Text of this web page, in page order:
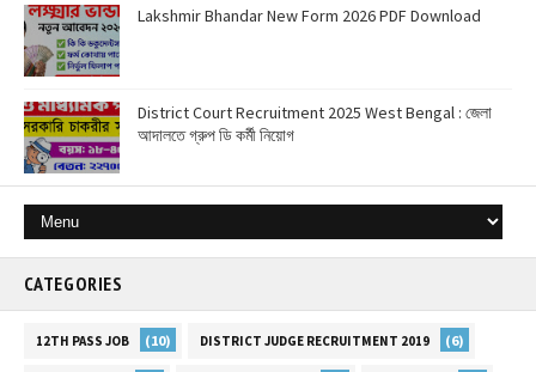
Lakshmir Bhandar New Form 2026 PDF Download
District Court Recruitment 2025 West Bengal : জেলা
আদালতে গ্রুপ ডি কর্মী নিয়োগ
CATEGORIES
12TH PASS JOB (10) DISTRICT JUDGE RECRUITMENT 2019 (6)